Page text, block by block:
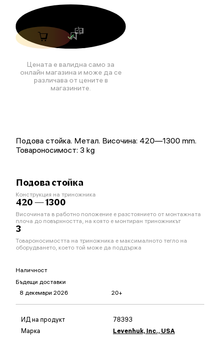
Цената е валидна само за
онлайн магазина и може да се
различава от цените в
магазините.
Подова стойка. Метал. Височина: 420—1300 mm.
Товароносимост: 3 kg
Подова стойка
Конструкция на триножника
420 — 1300
Височината в работно положение е разстоянието от монтажната
плоча до повърхността, на която е монтиран триножникът
3
Товароносимостта на триножника е максималното тегло на
оборудването, което той може да поддържа
Наличност
Бъдещи доставки
8 декември 2026
20+
ИД на продукт
78393
Марка
Levenhuk, Inc., USA